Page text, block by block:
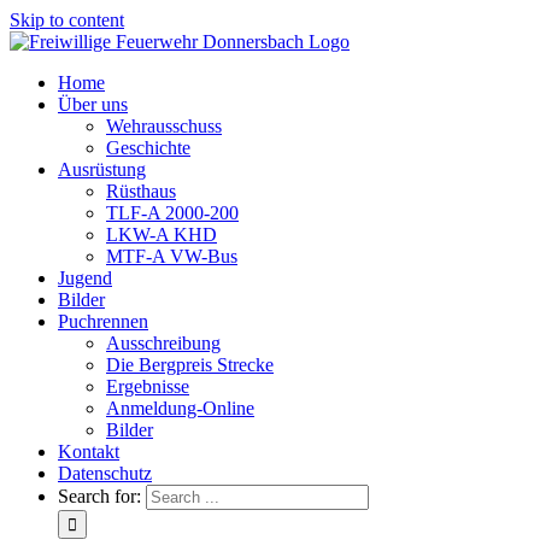
Skip to content
Home
Über uns
Wehrausschuss
Geschichte
Ausrüstung
Rüsthaus
TLF-A 2000-200
LKW-A KHD
MTF-A VW-Bus
Jugend
Bilder
Puchrennen
Ausschreibung
Die Bergpreis Strecke
Ergebnisse
Anmeldung-Online
Bilder
Kontakt
Datenschutz
Search for: